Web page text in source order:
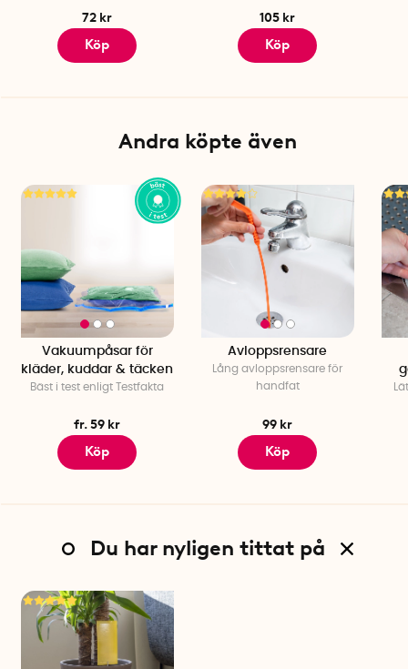
72 kr
Köp
105 kr
Köp
Andra köpte även
Vakuumpåsar för
kläder, kuddar & täcken
Bäst i test enligt Testfakta
fr. 59 kr
Köp
Avloppsrensare
Lång avloppsrensare för
handfat
99 kr
Köp
Du har nyligen tittat på